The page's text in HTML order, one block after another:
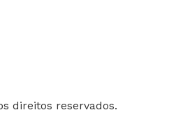
direitos reservados.